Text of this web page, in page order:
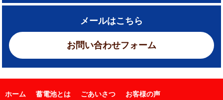
メールはこちら
お問い合わせフォーム
ホーム 蓄電池とは ごあいさつ
お客様の声